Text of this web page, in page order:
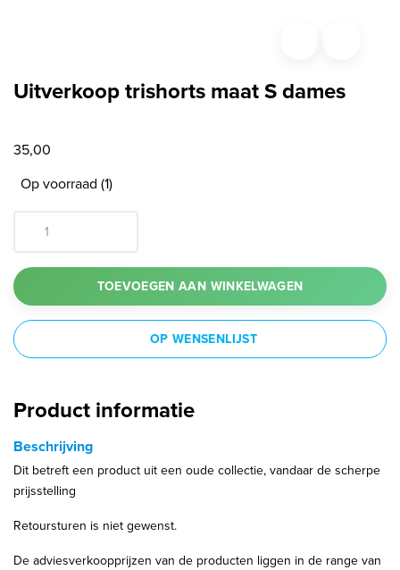
Uitverkoop trishorts maat S dames
35,00
Op voorraad (1)
TOEVOEGEN AAN WINKELWAGEN
OP WENSENLIJST
Product informatie
Beschrijving
Dit betreft een product uit een oude collectie, vandaar de scherpe
prijsstelling
Retoursturen is niet gewenst.
De adviesverkoopprijzen van de producten liggen in de range van